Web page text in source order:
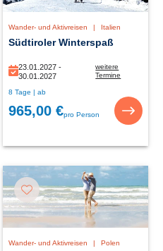
Wander- und Aktivreisen Italien
Südtiroler Winterspaß
23.01.2027 -
30.01.2027
05.02.2027
weitere
Termine
8 Tage | ab
965,00 €pro Person
Wander- und Aktivreisen | Polen